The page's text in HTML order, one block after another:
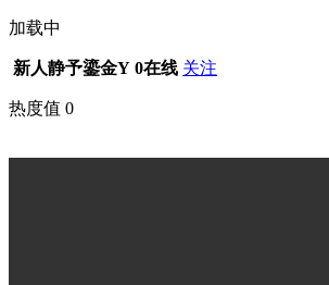
加载中
新人静予鎏金Y 0在线 关注
热度值 0